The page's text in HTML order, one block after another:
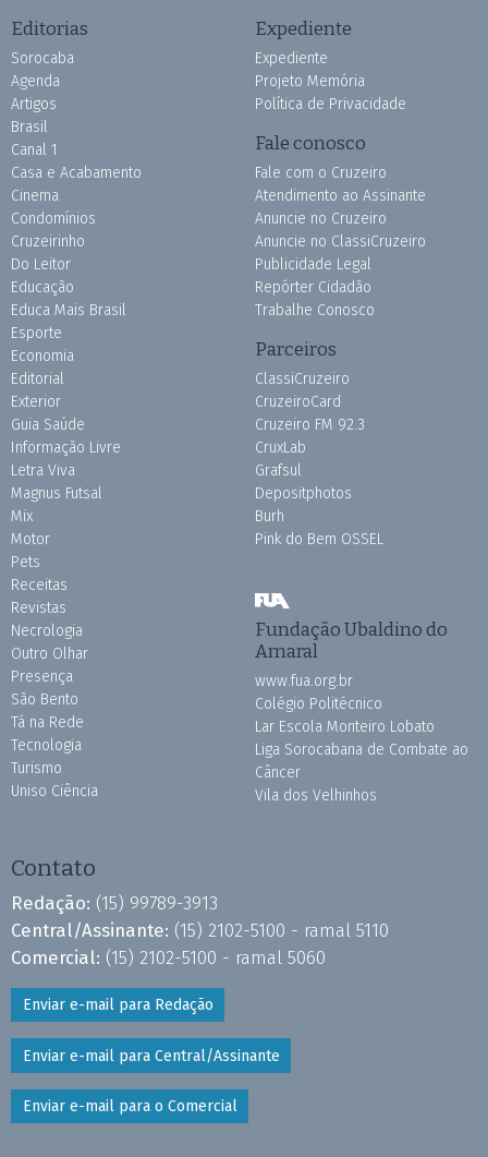
Editorias
Sorocaba
Agenda
Artigos
Brasil
Canal 1
Casa e Acabamento
Cinema
Condomínios
Cruzeirinho
Do Leitor
Educação
Educa Mais Brasil
Esporte
Economia
Editorial
Exterior
Guia Saúde
Informação Livre
Letra Viva
Magnus Futsal
Mix
Motor
Pets
Receitas
Revistas
Necrologia
Outro Olhar
Presença
São Bento
Tá na Rede
Tecnologia
Turismo
Uniso Ciência
Expediente
Expediente
Projeto Memória
Política de Privacidade
Fale conosco
Fale com o Cruzeiro
Atendimento ao Assinante
Anuncie no Cruzeiro
Anuncie no ClassiCruzeiro
Publicidade Legal
Repórter Cidadão
Trabalhe Conosco
Parceiros
ClassiCruzeiro
CruzeiroCard
Cruzeiro FM 92.3
CruxLab
Grafsul
Depositphotos
Burh
Pink do Bem OSSEL
Fundação Ubaldino do
Amaral
www.fua.org.br
Colégio Politécnico
Lar Escola Monteiro Lobato
Liga Sorocabana de Combate ao
Câncer
Vila dos Velhinhos
Contato
Redação: (15) 99789-3913
Central/Assinante: (15) 2102-5100 - ramal 5110
Comercial: (15) 2102-5100 - ramal 5060
Enviar e-mail para Redação
Enviar e-mail para Central/Assinante
Enviar e-mail para o Comercial